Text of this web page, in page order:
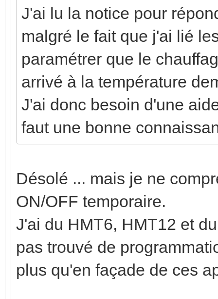
J'ai lu la notice pour
malgré le fait que j'ai lié
paramétrer que le
arrivé à la température
J'ai donc besoin d'une
faut une bonne
Désolé ... mais je ne
ON/OFF temporaire.
J'ai du HMT6, HMT12 et
pas trouvé de
plus qu'en façade de ces